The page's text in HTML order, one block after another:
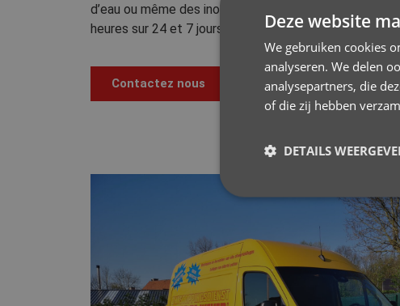
d’eau ou même des inondations… Ce sont des signaux
heures sur 24 et 7 jours sur 7 pour les interventions
Contactez nous
Deze website
We gebruiken cookies
analyseren. We delen
analysepartners, die
of die zij hebben
DETAILS